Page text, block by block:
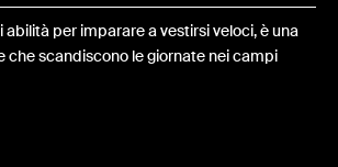
abilità per imparare a vestirsi veloci, è una
che scandiscono le giornate nei campi